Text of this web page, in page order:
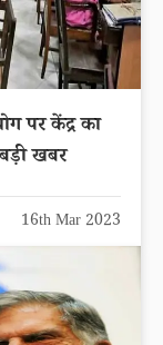
पर केंद्र का
खबर
16th Mar 2023